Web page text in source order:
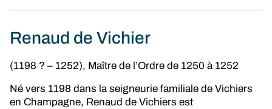
Renaud de Vichier
(1198 ? – 1252), Maître de l’Ordre de 1250 à 1252
Né vers 1198 dans la seigneurie familiale de Vichiers
en Champagne, Renaud de Vichiers est